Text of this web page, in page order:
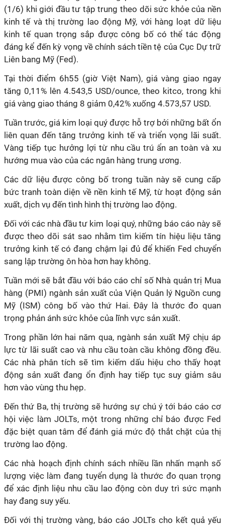
(1/6) khi giới đầu tư tập trung theo dõi sức khỏe của nền
kinh tế và thị trường lao động Mỹ, với hàng loạt dữ liệu
kinh tế quan trọng sắp được công bố có thể tác động
đáng kể đến kỳ vọng về chính sách tiền tệ của Cục Dự trữ
Liên bang Mỹ (Fed).
Tại thời điểm 6h55 (giờ Việt Nam), giá vàng giao ngay
tăng 0,11% lên 4.543,5 USD/ounce, theo kitco, trong khi
giá vàng giao tháng 8 giảm 0,42% xuống 4.573,57 USD.
Tuần trước, giá kim loại quý được hỗ trợ bởi những bất ổn
liên quan đến tăng trưởng kinh tế và triển vọng lãi suất.
Vàng tiếp tục hưởng lợi từ nhu cầu trú ẩn an toàn và xu
hướng mua vào của các ngân hàng trung ương.
Các dữ liệu được công bố trong tuần này sẽ cung cấp
bức tranh toàn diện về nền kinh tế Mỹ, từ hoạt động sản
xuất, dịch vụ đến tình hình thị trường lao động.
Đối với các nhà đầu tư kim loại quý, những báo cáo này sẽ
được theo dõi sát sao nhằm tìm kiếm tín hiệu liệu tăng
trưởng kinh tế có đang chậm lại đủ để khiến Fed chuyển
sang lập trường ôn hòa hơn hay không.
Tuần mới sẽ bắt đầu với báo cáo chỉ số Nhà quản trị Mua
hàng (PMI) ngành sản xuất của Viện Quản lý Nguồn cung
Mỹ (ISM) công bố vào thứ Hai. Đây là thước đo quan
trọng phản ánh sức khỏe của lĩnh vực sản xuất.
Trong phần lớn hai năm qua, ngành sản xuất Mỹ chịu áp
lực từ lãi suất cao và nhu cầu toàn cầu không đồng đều.
Các nhà phân tích sẽ tìm kiếm dấu hiệu cho thấy hoạt
động sản xuất đang ổn định hay tiếp tục suy giảm sâu
hơn vào vùng thu hẹp.
Đến thứ Ba, thị trường sẽ hướng sự chú ý tới báo cáo cơ
hội việc làm JOLTs, một trong những chỉ báo được Fed
đặc biệt quan tâm để đánh giá mức độ thắt chặt của thị
trường lao động.
Các nhà hoạch định chính sách nhiều lần nhấn mạnh số
lượng việc làm đang tuyển dụng là thước đo quan trọng
để xác định liệu nhu cầu lao động còn duy trì sức mạnh
hay đang suy yếu.
Đối với thị trường vàng, báo cáo JOLTs cho kết quả yếu